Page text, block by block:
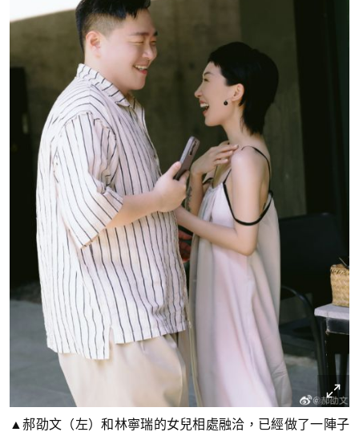
▲郝劭文（左）和林寧瑞的女兒相處融洽，已經做了一陣子